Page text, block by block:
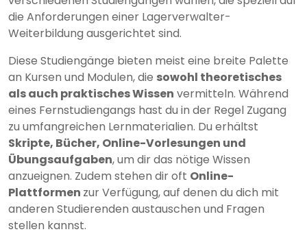
die Anforderungen einer Lagerverwalter-
Weiterbildung ausgerichtet sind.
Diese Studiengänge bieten meist eine breite Palette
an Kursen und Modulen, die sowohl theoretisches
als auch praktisches Wissen vermitteln. Während
eines Fernstudiengangs hast du in der Regel Zugang
zu umfangreichen Lernmaterialien. Du erhältst
Skripte, Bücher, Online-Vorlesungen und
Übungsaufgaben, um dir das nötige Wissen
anzueignen. Zudem stehen dir oft Online-
Plattformen zur Verfügung, auf denen du dich mit
anderen Studierenden austauschen und Fragen
stellen kannst.